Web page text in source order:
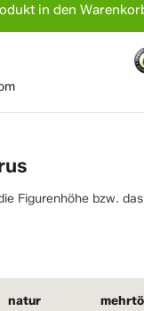
Figurenhöhe bzw.
natur
in den